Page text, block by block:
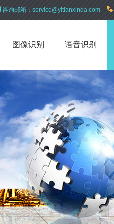
咨询邮箱： service@yitianxinda.com
图像识别 语音识别